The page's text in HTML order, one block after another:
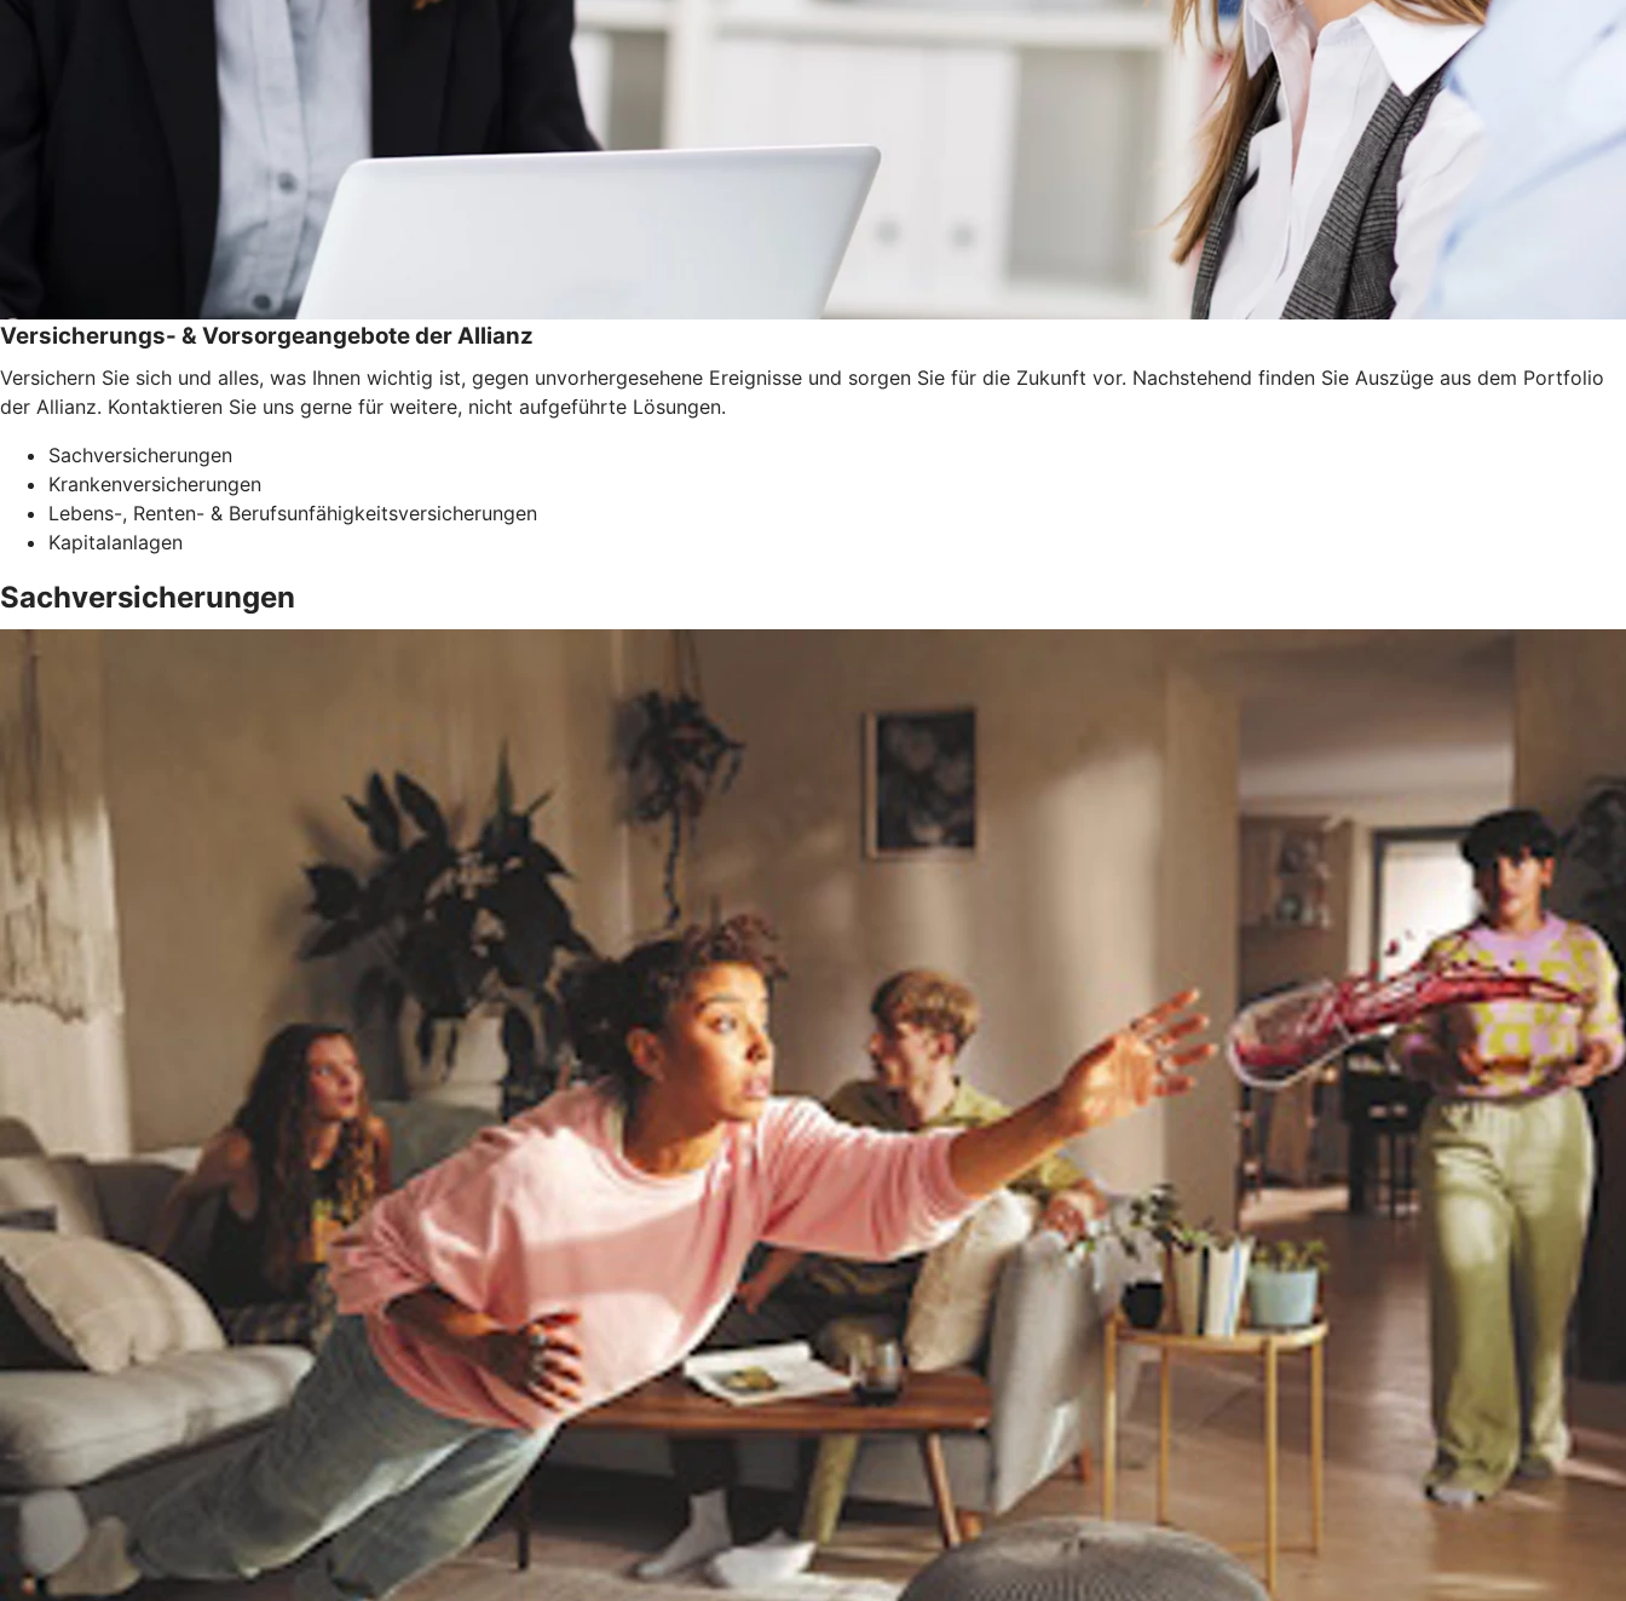
Versicherungs- & Vorsorgeangebote der Allianz
Versichern Sie sich und alles, was Ihnen wichtig ist, gegen unvorhergesehene Ereignisse und sorgen Sie für die Zukunft vor. Nachstehend finden Sie Auszüge aus dem Portfolio
der Allianz. Kontaktieren Sie uns gerne für weitere, nicht aufgeführte Lösungen.
Sachversicherungen
Krankenversicherungen
Lebens-, Renten- & Berufsunfähigkeitsversicherungen
Kapitalanlagen
Sachversicherungen